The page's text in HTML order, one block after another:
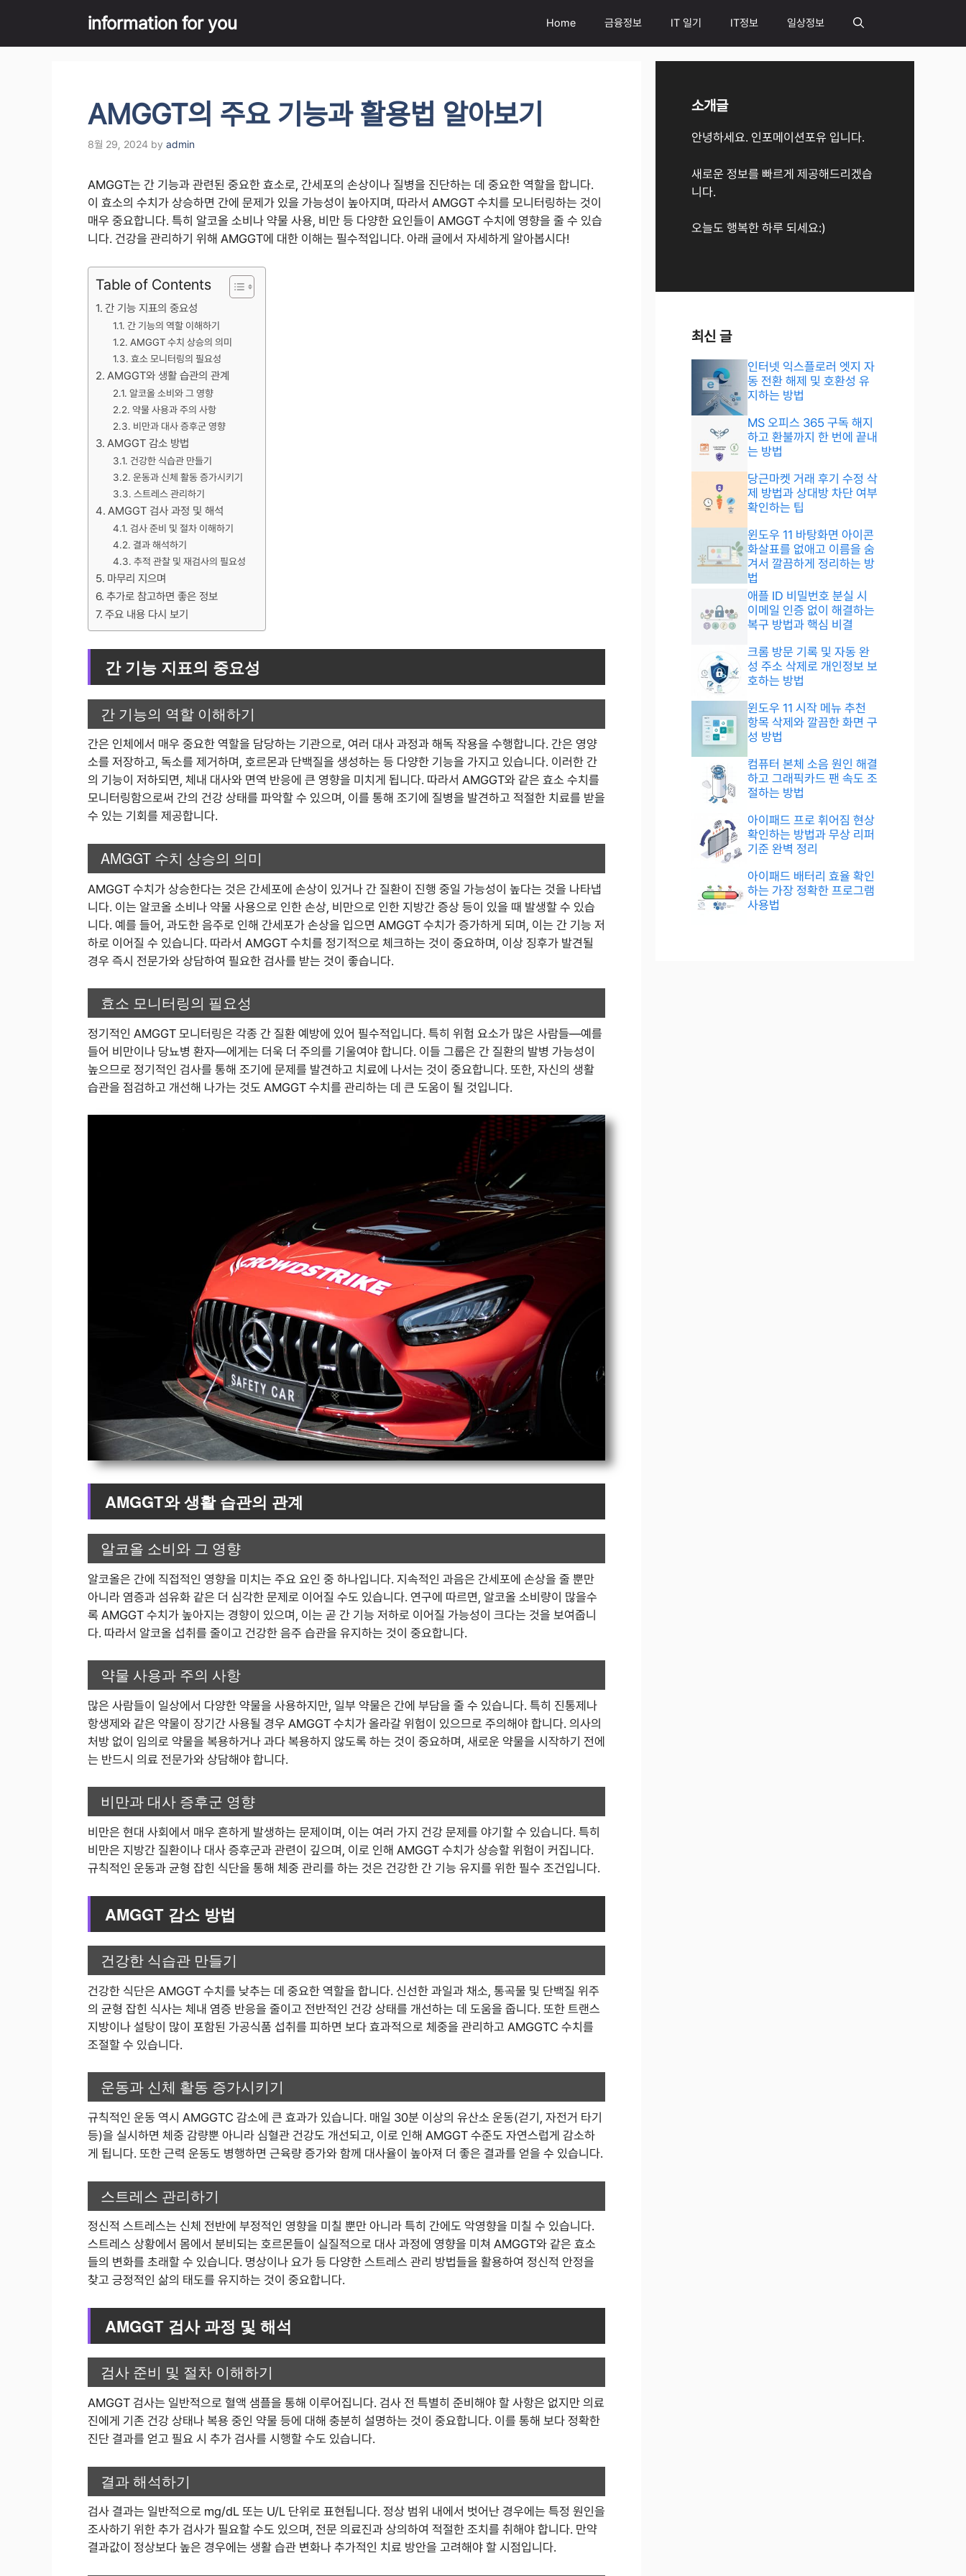
content
information for you Home 금융정보 IT 일기 IT정보 일상정보
AMGGT의 주요 기능과 활용법 알아보기
8월 29, 2024 by admin
AMGGT는 간 기능과 관련된 중요한 효소로, 간세포의 손상이나 질병을 진단하는 데 중요한 역할을 합니다.
이 효소의 수치가 상승하면 간에 문제가 있을 가능성이 높아지며, 따라서 AMGGT 수치를 모니터링하는 것이
매우 중요합니다. 특히 알코올 소비나 약물 사용, 비만 등 다양한 요인들이 AMGGT 수치에 영향을 줄 수 있습
니다. 건강을 관리하기 위해 AMGGT에 대한 이해는 필수적입니다. 아래 글에서 자세하게 알아봅시다!
Table of Contents
간 기능 지표의 중요성
간 기능의 역할 이해하기
AMGGT 수치 상승의 의미
효소 모니터링의 필요성
AMGGT와 생활 습관의 관계
알코올 소비와 그 영향
약물 사용과 주의 사항
비만과 대사 증후군 영향
AMGGT 감소 방법
건강한 식습관 만들기
운동과 신체 활동 증가시키기
스트레스 관리하기
AMGGT 검사 과정 및 해석
검사 준비 및 절차 이해하기
결과 해석하기
추적 관찰 및 재검사의 필요성
마무리 지으며
추가로 참고하면 좋은 정보
주요 내용 다시 보기
간 기능 지표의 중요성
간 기능의 역할 이해하기
간은 인체에서 매우 중요한 역할을 담당하는 기관으로, 여러 대사 과정과 해독 작용을 수행합니다. 간은 영양
소를 저장하고, 독소를 제거하며, 호르몬과 단백질을 생성하는 등 다양한 기능을 가지고 있습니다. 이러한 간
의 기능이 저하되면, 체내 대사와 면역 반응에 큰 영향을 미치게 됩니다. 따라서 AMGGT와 같은 효소 수치를
모니터링함으로써 간의 건강 상태를 파악할 수 있으며, 이를 통해 조기에 질병을 발견하고 적절한 치료를 받을
수 있는 기회를 제공합니다.
AMGGT 수치 상승의 의미
AMGGT 수치가 상승한다는 것은 간세포에 손상이 있거나 간 질환이 진행 중일 가능성이 높다는 것을 나타냅
니다. 이는 알코올 소비나 약물 사용으로 인한 손상, 비만으로 인한 지방간 증상 등이 있을 때 발생할 수 있습
니다. 예를 들어, 과도한 음주로 인해 간세포가 손상을 입으면 AMGGT 수치가 증가하게 되며, 이는 간 기능 저
하로 이어질 수 있습니다. 따라서 AMGGT 수치를 정기적으로 체크하는 것이 중요하며, 이상 징후가 발견될
경우 즉시 전문가와 상담하여 필요한 검사를 받는 것이 좋습니다.
효소 모니터링의 필요성
정기적인 AMGGT 모니터링은 각종 간 질환 예방에 있어 필수적입니다. 특히 위험 요소가 많은 사람들—예를
들어 비만이나 당뇨병 환자—에게는 더욱 더 주의를 기울여야 합니다. 이들 그룹은 간 질환의 발병 가능성이
높으므로 정기적인 검사를 통해 조기에 문제를 발견하고 치료에 나서는 것이 중요합니다. 또한, 자신의 생활
습관을 점검하고 개선해 나가는 것도 AMGGT 수치를 관리하는 데 큰 도움이 될 것입니다.
AMGGT와 생활 습관의 관계
알코올 소비와 그 영향
알코올은 간에 직접적인 영향을 미치는 주요 요인 중 하나입니다. 지속적인 과음은 간세포에 손상을 줄 뿐만
아니라 염증과 섬유화 같은 더 심각한 문제로 이어질 수도 있습니다. 연구에 따르면, 알코올 소비량이 많을수
록 AMGGT 수치가 높아지는 경향이 있으며, 이는 곧 간 기능 저하로 이어질 가능성이 크다는 것을 보여줍니
다. 따라서 알코올 섭취를 줄이고 건강한 음주 습관을 유지하는 것이 중요합니다.
약물 사용과 주의 사항
많은 사람들이 일상에서 다양한 약물을 사용하지만, 일부 약물은 간에 부담을 줄 수 있습니다. 특히 진통제나
항생제와 같은 약물이 장기간 사용될 경우 AMGGT 수치가 올라갈 위험이 있으므로 주의해야 합니다. 의사의
처방 없이 임의로 약물을 복용하거나 과다 복용하지 않도록 하는 것이 중요하며, 새로운 약물을 시작하기 전에
는 반드시 의료 전문가와 상담해야 합니다.
비만과 대사 증후군 영향
비만은 현대 사회에서 매우 흔하게 발생하는 문제이며, 이는 여러 가지 건강 문제를 야기할 수 있습니다. 특히
비만은 지방간 질환이나 대사 증후군과 관련이 깊으며, 이로 인해 AMGGT 수치가 상승할 위험이 커집니다.
규칙적인 운동과 균형 잡힌 식단을 통해 체중 관리를 하는 것은 건강한 간 기능 유지를 위한 필수 조건입니다.
AMGGT 감소 방법
건강한 식습관 만들기
건강한 식단은 AMGGT 수치를 낮추는 데 중요한 역할을 합니다. 신선한 과일과 채소, 통곡물 및 단백질 위주
의 균형 잡힌 식사는 체내 염증 반응을 줄이고 전반적인 건강 상태를 개선하는 데 도움을 줍니다. 또한 트랜스
지방이나 설탕이 많이 포함된 가공식품 섭취를 피하면 보다 효과적으로 체중을 관리하고 AMGGTC 수치를
조절할 수 있습니다.
운동과 신체 활동 증가시키기
규칙적인 운동 역시 AMGGTC 감소에 큰 효과가 있습니다. 매일 30분 이상의 유산소 운동(걷기, 자전거 타기
등)을 실시하면 체중 감량뿐 아니라 심혈관 건강도 개선되고, 이로 인해 AMGGT 수준도 자연스럽게 감소하
게 됩니다. 또한 근력 운동도 병행하면 근육량 증가와 함께 대사율이 높아져 더 좋은 결과를 얻을 수 있습니다.
스트레스 관리하기
정신적 스트레스는 신체 전반에 부정적인 영향을 미칠 뿐만 아니라 특히 간에도 악영향을 미칠 수 있습니다.
스트레스 상황에서 몸에서 분비되는 호르몬들이 실질적으로 대사 과정에 영향을 미쳐 AMGGT와 같은 효소
들의 변화를 초래할 수 있습니다. 명상이나 요가 등 다양한 스트레스 관리 방법들을 활용하여 정신적 안정을
찾고 긍정적인 삶의 태도를 유지하는 것이 중요합니다.
AMGGT 검사 과정 및 해석
검사 준비 및 절차 이해하기
AMGGT 검사는 일반적으로 혈액 샘플을 통해 이루어집니다. 검사 전 특별히 준비해야 할 사항은 없지만 의료
진에게 기존 건강 상태나 복용 중인 약물 등에 대해 충분히 설명하는 것이 중요합니다. 이를 통해 보다 정확한
진단 결과를 얻고 필요 시 추가 검사를 시행할 수도 있습니다.
결과 해석하기
검사 결과는 일반적으로 mg/dL 또는 U/L 단위로 표현됩니다. 정상 범위 내에서 벗어난 경우에는 특정 원인을
조사하기 위한 추가 검사가 필요할 수도 있으며, 전문 의료진과 상의하여 적절한 조치를 취해야 합니다. 만약
결과값이 정상보다 높은 경우에는 생활 습관 변화나 추가적인 치료 방안을 고려해야 할 시점입니다.
소개글
안녕하세요. 인포메이션포유 입니다.
새로운 정보를 빠르게 제공해드리겠습
니다.
오늘도 행복한 하루 되세요:)
최신 글
인터넷 익스플로러 엣지 자
동 전환 해제 및 호환성 유
지하는 방법
MS 오피스 365 구독 해지
하고 환불까지 한 번에 끝내
는 방법
당근마켓 거래 후기 수정 삭
제 방법과 상대방 차단 여부
확인하는 팁
윈도우 11 바탕화면 아이콘
화살표를 없애고 이름을 숨
겨서 깔끔하게 정리하는 방
법
애플 ID 비밀번호 분실 시
이메일 인증 없이 해결하는
복구 방법과 핵심 비결
크롬 방문 기록 및 자동 완
성 주소 삭제로 개인정보 보
호하는 방법
윈도우 11 시작 메뉴 추천
항목 삭제와 깔끔한 화면 구
성 방법
컴퓨터 본체 소음 원인 해결
하고 그래픽카드 팬 속도 조
절하는 방법
아이패드 프로 휘어짐 현상
확인하는 방법과 무상 리퍼
기준 완벽 정리
아이패드 배터리 효율 확인
하는 가장 정확한 프로그램
사용법